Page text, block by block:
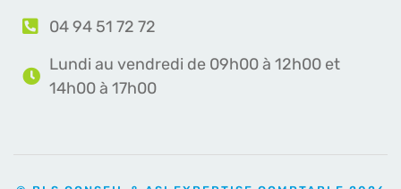
04 94 51 72 72
Lundi au vendredi de 09h00 à 12h00 et
14h00 à 17h00